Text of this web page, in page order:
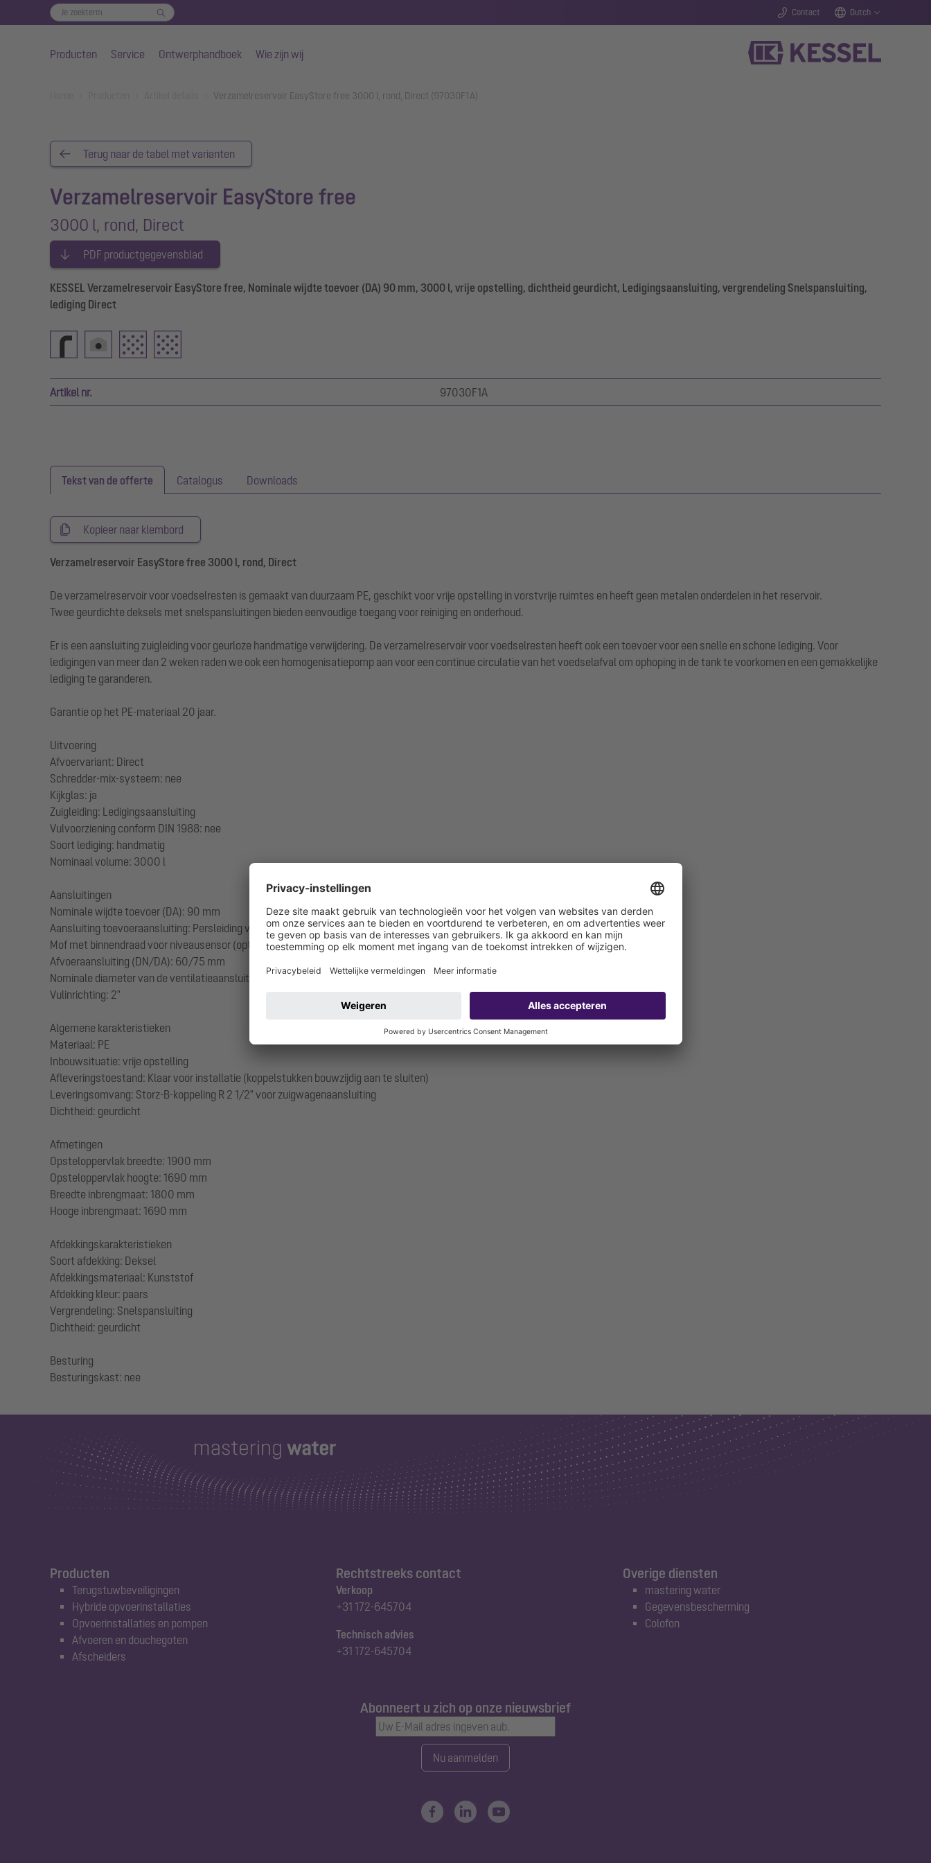
Contact Dutch
Producten Service Ontwerphandboek Wie zijn wij
Verzamelreservoir EasyStore free 3000 l, rond, Direct (97030F1A)
Terug naar de tabel met varianten
Verzamelreservoir EasyStore free
3000 l, rond, Direct
PDF productgegevensblad
KESSEL Verzamelreservoir EasyStore free, Nominale wijdte toevoer (DA) 90 mm, 3000 l, vrije opstelling, dichtheid geurdicht, Ledigingsaansluiting, vergrendeling Snelspansluiting,
lediging Direct
Artikel nr. 97030F1A
Tekst van de offerte Catalogus Downloads
Kopieer naar klembord
Verzamelreservoir EasyStore free 3000 l, rond, Direct
De verzamelreservoir voor voedselresten is gemaakt van duurzaam PE, geschikt voor vrije opstelling in vorstvrije ruimtes en heeft geen metalen onderdelen in het reservoir.
Twee geurdichte deksels met snelspansluitingen bieden eenvoudige toegang voor reiniging en onderhoud.
Er is een aansluiting zuigleiding voor geurloze handmatige verwijdering. De verzamelreservoir voor voedselresten heeft ook een toevoer voor een snelle en schone lediging. Voor
ledigingen van meer dan 2 weken raden we ook een homogenisatiepomp aan voor een continue circulatie van het voedselafval om ophoping in de tank te voorkomen en een gemakkelijke
lediging te garanderen.
Garantie op het PE-materiaal 20 jaar.
Uitvoering
Afvoervariant: Direct
Schredder-mix-systeem: nee
Kijkglas: ja
Zuigleiding: Ledigingsaansluiting
Vulvoorziening conform DIN 1988: nee
Soort lediging: handmatig
Nominaal volume: 3000 l
Aansluitingen
Nominale wijdte toevoer (DA): 90 mm
Aansluiting toevoeraansluiting: Persleiding van PE-HD of PVC SDR 11 / PN 16
Mof met binnendraad voor niveausensor (optioneel): 1 1/2"
Afvoeraansluiting (DN/DA): 60/75 mm
Nominale diameter van de ventilatieaansluiting (DN/DA): 100/110 mm (ventilatie via het dak vereist)
Vulinrichting: 2"
Algemene karakteristieken
Materiaal: PE
Inbouwsituatie: vrije opstelling
Afleveringstoestand: Klaar voor installatie (koppelstukken bouwzijdig aan te sluiten)
Leveringsomvang: Storz-B-koppeling R 2 1/2" voor zuigwagenaansluiting
Dichtheid: geurdicht
Afmetingen
Opsteloppervlak breedte: 1900 mm
Opsteloppervlak hoogte: 1690 mm
Breedte inbrengmaat: 1800 mm
Hooge inbrengmaat: 1690 mm
Afdekkingskarakteristieken
Soort afdekking: Deksel
Afdekkingsmateriaal: Kunststof
Afdekking kleur: paars
Vergrendeling: Snelspansluiting
Dichtheid: geurdicht
Besturing
Producten
Terugstuwbeveiligingen
Hybride opvoerinstallaties
Opvoerinstallaties en pompen
Afvoeren en douchegoten
Afscheiders
Rechtstreeks contact
Verkoop
+31 172-645704
Technisch advies
+31 172-645704
Abonneert u zich op onze nieuwsbrief
Nu aanmelden
Overige diensten
mastering water
Gegevensbescherming
Colofon